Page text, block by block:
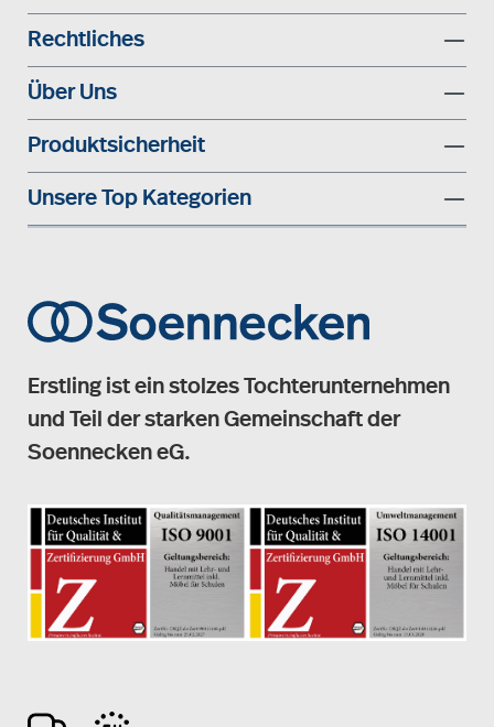
Rechtliches
Über Uns
Produktsicherheit
Unsere Top Kategorien
Erstling ist ein stolzes Tochterunternehmen
und Teil der starken Gemeinschaft der
Soennecken eG.